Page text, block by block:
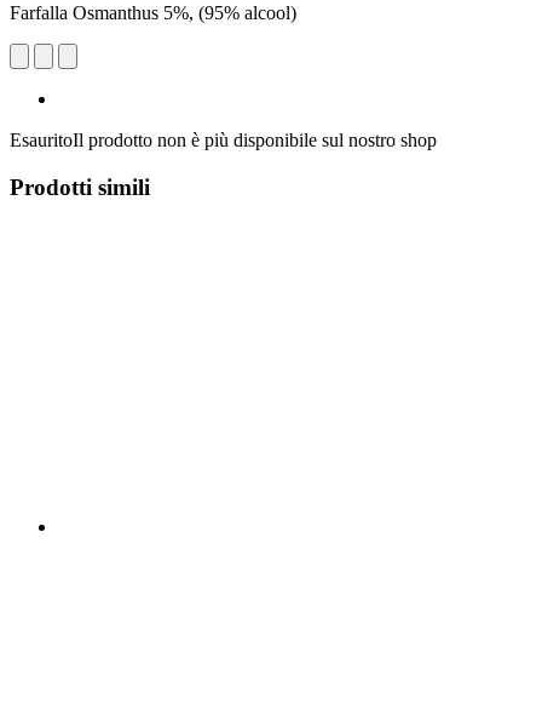
Farfalla Osmanthus 5%, (95% alcool)
EsauritoIl prodotto non è più disponibile sul nostro shop
Prodotti simili